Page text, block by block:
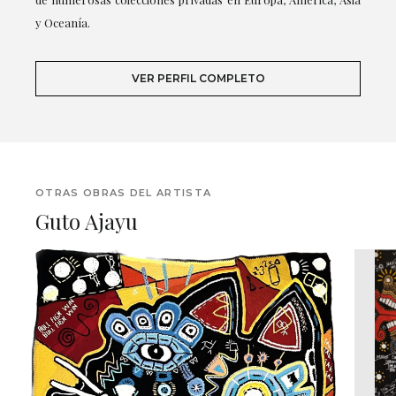
y Oceanía.
VER PERFIL COMPLETO
OTRAS OBRAS DEL ARTISTA
Guto Ajayu